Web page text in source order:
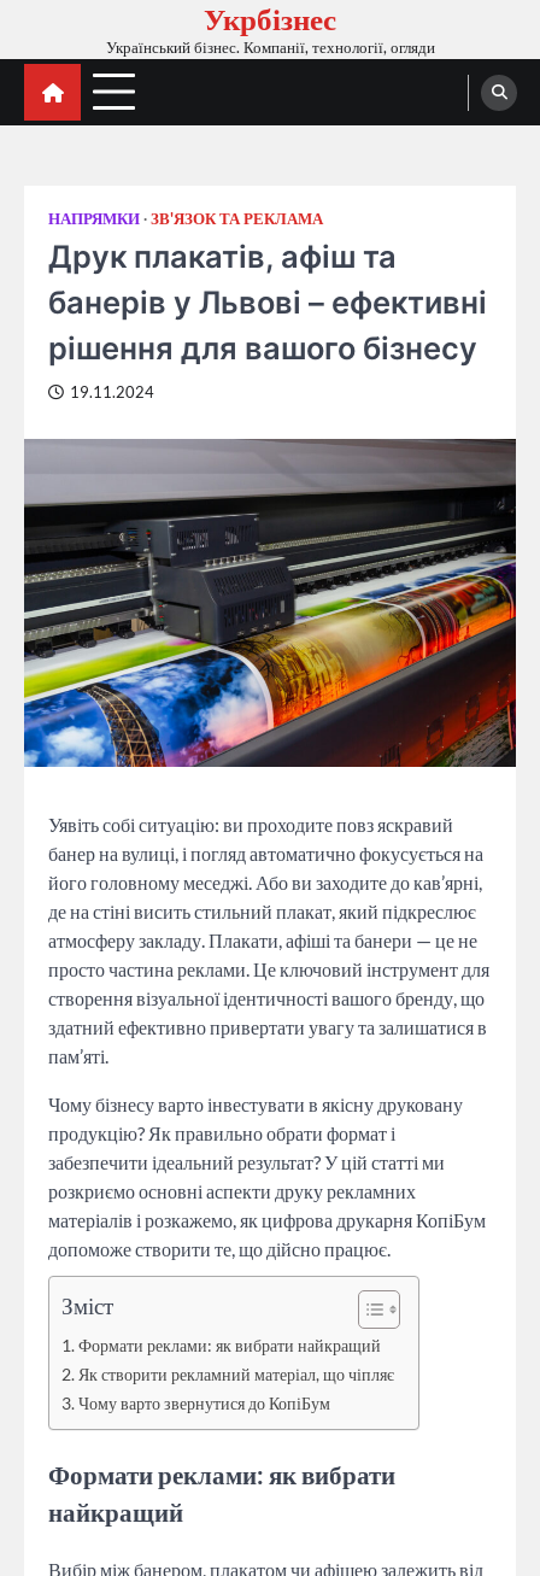
вмісту
Укрбізнес
Український бізнес. Компанії, технології, огляди
НАПРЯМКИ ЗВ'ЯЗОК ТА РЕКЛАМА
Друк плакатів, афіш та
банерів у Львові – ефективні
рішення для вашого бізнесу
19.11.2024
Уявіть собі ситуацію: ви проходите повз яскравий
банер на вулиці, і погляд автоматично фокусується на
його головному меседжі. Або ви заходите до кав’ярні,
де на стіні висить стильний плакат, який підкреслює
атмосферу закладу. Плакати, афіші та банери — це не
просто частина реклами. Це ключовий інструмент для
створення візуальної ідентичності вашого бренду, що
здатний ефективно привертати увагу та залишатися в
пам’яті.
Чому бізнесу варто інвестувати в якісну друковану
продукцію? Як правильно обрати формат і
забезпечити ідеальний результат? У цій статті ми
розкриємо основні аспекти друку рекламних
матеріалів і розкажемо, як цифрова друкарня КопіБум
допоможе створити те, що дійсно працює.
Зміст
Формати реклами: як вибрати найкращий
Як створити рекламний матеріал, що чіпляє
Чому варто звернутися до КопіБум
Формати реклами: як вибрати
найкращий
Вибір між банером, плакатом чи афішею залежить від